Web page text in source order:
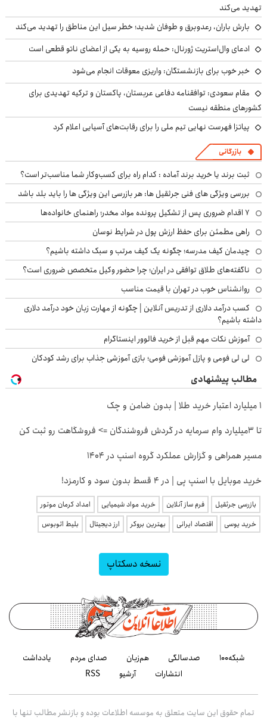
تهدید می‌کند
بارش باران، رعدوبرق و طوفان شدید؛ خطر سیل این مناطق را تهدید می‌کند
ادعای وال‌استریت ژورنال: حمله روسیه به یکی از اعضای ناتو قطعی است
خبر خوب برای بازنشستگان: واریزی معوقات انجام می‌شود
مقام سعودی: توافقنامه دفاعی عربستان، پاکستان و ترکیه تهدیدی برای
کشورهای منطقه نیست
پیاتزا فهرست نهایی تیم ملی را برای رقابت‌های آسیایی اعلام کرد
بازرگانی
ثبت برند یا خرید برند آماده : کدام راه برای کسب‌وکار شما مناسب‌تر است؟
بررسی ویژگی های فنی جرثقیل ها: هر بازرسی این ویژگی ها را باید بلد باشد
۷ اقدام ضروری پس از تشکیل پرونده مواد مخدر؛ راهنمای خانواده‌ها
راهی مطمئن برای حفظ ارزش پول در شرایط نوسان
چیدمان کیف مدرسه؛ چگونه یک کیف مرتب و سبک داشته باشیم؟
ناگفته‌های طلاق توافقی در ایران؛ چرا حضور وکیل متخصص ضروری است؟
روانشناس خوب در تهران با قیمت مناسب
کسب درآمد دلاری از تدریس آنلاین | چگونه از مهارت زبان خود درآمد دلاری
داشته باشیم؟
آموزش نکات مهم قبل از خرید فالوور اینستاگرام
لی لی فومی و پازل آموزشی فومی؛ بازی آموزشی جذاب برای رشد کودکان
مطالب پیشنهادی
۱ میلیارد اعتبار خرید طلا | بدون ضامن و چک
تا 3میلیارد وام سرمایه در گردش فروشندگان => فروشگاهت رو ثبت کن
مسیر همراهی و گزارش عملکرد گروه اسنپ در ۱۴۰۴
خرید موبایل با اسنپ پی | در ۴ قسط بدون سود و کارمزد!
بازرسی جرثقیل فرم ساز آنلاین خرید مواد شیمیایی
امداد کرمان موتور
خرید یوسی
اقتصاد ایرانی بهترین بروکر ارز دیجیتال بلیط اتوبوس
نسخه دسکتاپ
شبکه۱۰۰ صدسالگی هم‌زبان صدای مردم
یادداشت
انتشارات
آرشیو RSS
تمام حقوق این سایت متعلق به موسسه اطلاعات بوده و بازنشر مطالب تنها با